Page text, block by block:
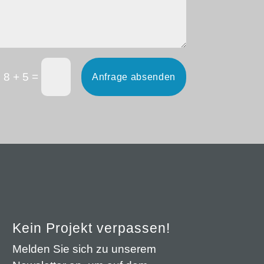
8 + 5 = Anfrage absenden
Kein Projekt verpassen!
Melden Sie sich zu unserem